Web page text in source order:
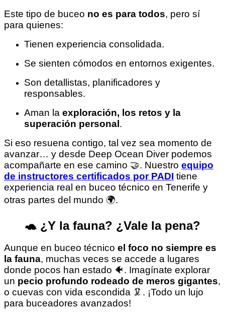
Este tipo de buceo no es para todos, pero sí
para quienes:
Tienen experiencia consolidada.
Se sienten cómodos en entornos exigentes.
Son detallistas, planificadores y
responsables.
Aman la exploración, los retos y la
superación personal .
Si eso resuena contigo, tal vez sea momento de
avanzar… y desde Deep Ocean Diver podemos
acompañarte en ese camino 🤝. Nuestro equipo
de instructores certificados por PADI tiene
experiencia real en buceo técnico en Tenerife y
otras partes del mundo 🌍.
🐢 ¿Y la fauna? ¿Vale la pena?
Aunque en buceo técnico el foco no siempre es
la fauna, muchas veces se accede a lugares
donde pocos han estado 🐠. Imagínate explorar
un pecio profundo rodeado de meros gigantes,
o cuevas con vida escondida 🦑. ¡Todo un lujo
para buceadores avanzados!